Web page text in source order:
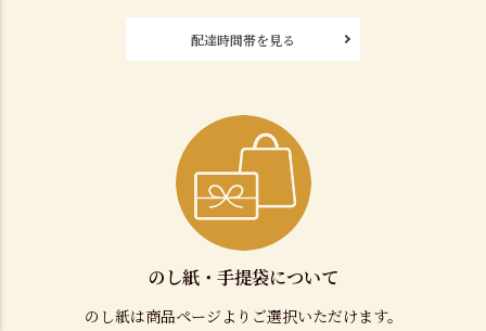
配達時間帯を見る
のし紙・手提袋について
のし紙は商品ページよりご選択いただけます。